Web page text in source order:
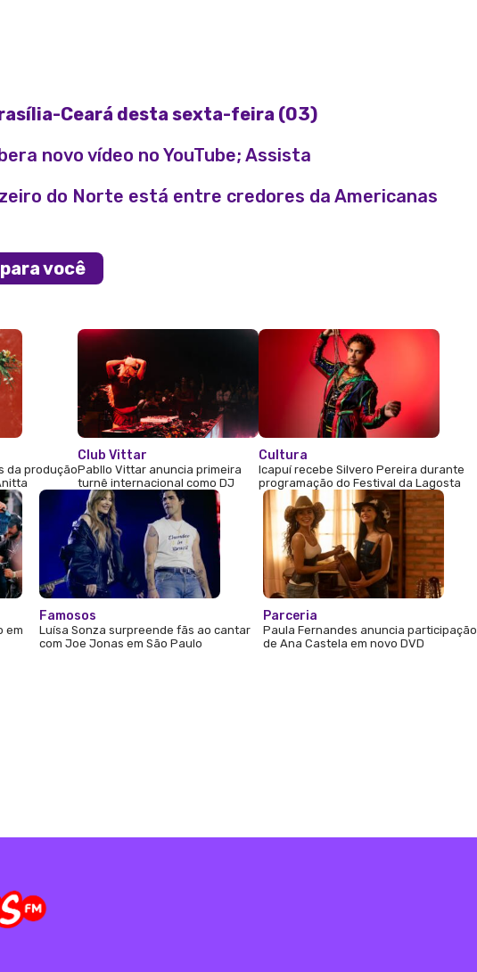
Ceará desta sexta-feira (03)
novo vídeo no YouTube; Assista
do Norte está entre credores da Americanas
você
da produção
Club Vittar
Pabllo Vittar anuncia primeira
turnê internacional como DJ
Cultura
Icapuí recebe Silvero Pereira durante
programação do Festival da Lagosta
em
Famosos
Luísa Sonza surpreende fãs ao cantar
com Joe Jonas em São Paulo
Parceria
Paula Fernandes anuncia participação
de Ana Castela em novo DVD